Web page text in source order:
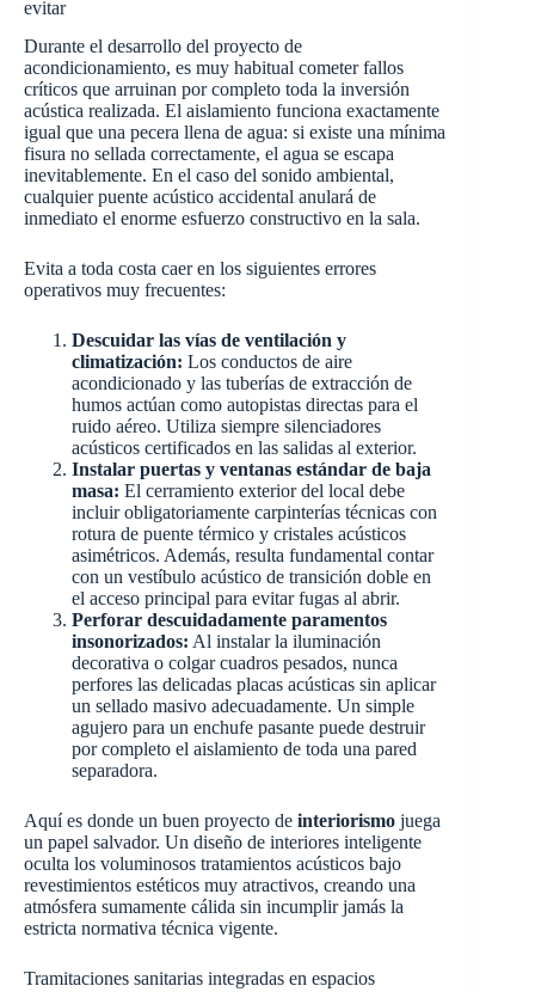
evitar
Durante el desarrollo del proyecto de
acondicionamiento, es muy habitual cometer fallos
críticos que arruinan por completo toda la inversión
acústica realizada. El aislamiento funciona exactamente
igual que una pecera llena de agua: si existe una mínima
fisura no sellada correctamente, el agua se escapa
inevitablemente. En el caso del sonido ambiental,
cualquier puente acústico accidental anulará de
inmediato el enorme esfuerzo constructivo en la sala.
Evita a toda costa caer en los siguientes errores
operativos muy frecuentes:
Descuidar las vías de ventilación y
climatización: Los conductos de aire
acondicionado y las tuberías de extracción de
humos actúan como autopistas directas para el
ruido aéreo. Utiliza siempre silenciadores
acústicos certificados en las salidas al exterior.
Instalar puertas y ventanas estándar de baja
masa: El cerramiento exterior del local debe
incluir obligatoriamente carpinterías técnicas con
rotura de puente térmico y cristales acústicos
asimétricos. Además, resulta fundamental contar
con un vestíbulo acústico de transición doble en
el acceso principal para evitar fugas al abrir.
Perforar descuidadamente paramentos
insonorizados: Al instalar la iluminación
decorativa o colgar cuadros pesados, nunca
perfores las delicadas placas acústicas sin aplicar
un sellado masivo adecuadamente. Un simple
agujero para un enchufe pasante puede destruir
por completo el aislamiento de toda una pared
separadora.
Aquí es donde un buen proyecto de interiorismo juega
un papel salvador. Un diseño de interiores inteligente
oculta los voluminosos tratamientos acústicos bajo
revestimientos estéticos muy atractivos, creando una
atmósfera sumamente cálida sin incumplir jamás la
estricta normativa técnica vigente.
Tramitaciones sanitarias integradas en espacios